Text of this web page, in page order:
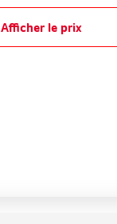
Afficher le prix